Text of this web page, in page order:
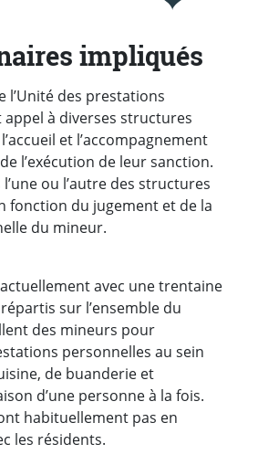
impliqués
l’Unité des prestations
à diverses structures
et l’accompagnement
l’exécution de leur sanction.
ou l’autre des structures
fonction du jugement et de la
du mineur.
avec une trentaine
sur l’ensemble du
des mineurs pour
personnelles au sein
de buanderie et
d’une personne à la fois.
habituellement pas en
les résidents.